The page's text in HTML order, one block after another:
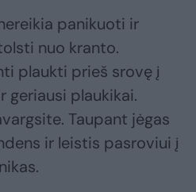
panikuoti ir
nuo kranto.
plaukti prieš srovę į
geriausi plaukikai.
Taupant jėgas
ir leistis pasroviui į